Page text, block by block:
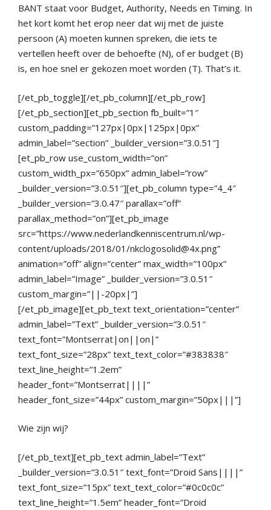
BANT staat voor Budget, Authority, Needs en Timing. In
het kort komt het erop neer dat wij met de juiste
persoon (A) moeten kunnen spreken, die iets te
vertellen heeft over de behoefte (N), of er budget (B)
is, en hoe snel er gekozen moet worden (T). That’s it.
[/et_pb_toggle][/et_pb_column][/et_pb_row]
[/et_pb_section][et_pb_section fb_built=”1″
custom_padding=”127px|0px|125px|0px”
admin_label=”section” _builder_version=”3.0.51″]
[et_pb_row use_custom_width=”on”
custom_width_px=”650px” admin_label=”row”
_builder_version=”3.0.51″][et_pb_column type=”4_4″
_builder_version=”3.0.47″ parallax=”off”
parallax_method=”on”][et_pb_image
src=”https://www.nederlandkenniscentrum.nl/wp-
content/uploads/2018/01/nkclogosolid@4x.png”
animation=”off” align=”center” max_width=”100px”
admin_label=”Image” _builder_version=”3.0.51″
custom_margin=”||-20px|”]
[/et_pb_image][et_pb_text text_orientation=”center”
admin_label=”Text” _builder_version=”3.0.51″
text_font=”Montserrat|on||on|”
text_font_size=”28px” text_text_color=”#383838″
text_line_height=”1.2em”
header_font=”Montserrat||||”
header_font_size=”44px” custom_margin=”50px|||”]
Wie zijn wij?
[/et_pb_text][et_pb_text admin_label=”Text”
_builder_version=”3.0.51″ text_font=”Droid Sans||||”
text_font_size=”15px” text_text_color=”#0c0c0c”
text_line_height=”1.5em” header_font=”Droid